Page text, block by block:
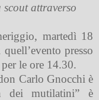
attraverso
martedì 18
presso
le ore 14.30.
Carlo Gnocchi è
dei mutilatini” è